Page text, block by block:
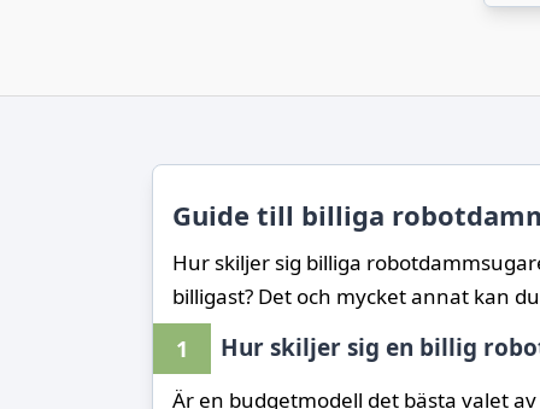
Guide till billiga
Hur skiljer sig billiga
billigast? Det och mycket annat kan
1 Hur skiljer sig en billig
Är en budgetmodell det bästa valet